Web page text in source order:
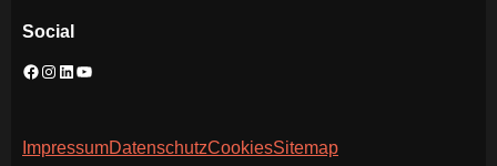
Social
ImpressumDatenschutzCookiesSitemap